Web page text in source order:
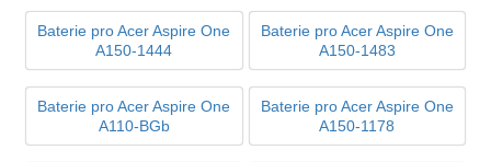
Baterie pro Acer Aspire One
A150-1444
Baterie pro Acer Aspire One
A150-1483
Baterie pro Acer Aspire One
A110-BGb
Baterie pro Acer Aspire One
A150-1178